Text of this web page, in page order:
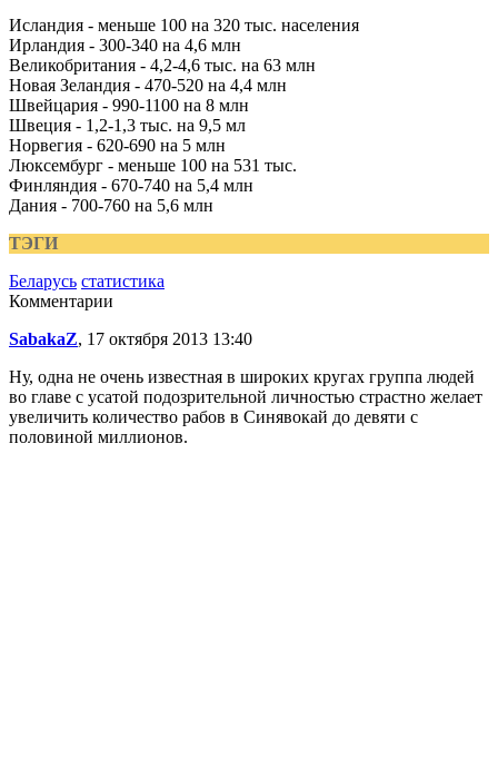
Исландия - меньше 100 на 320 тыс. населения
Ирландия - 300-340 на 4,6 млн
Великобритания - 4,2-4,6 тыс. на 63 млн
Новая Зеландия - 470-520 на 4,4 млн
Швейцария - 990-1100 на 8 млн
Швеция - 1,2-1,3 тыс. на 9,5 мл
Норвегия - 620-690 на 5 млн
Люксембург - меньше 100 на 531 тыс.
Финляндия - 670-740 на 5,4 млн
Дания - 700-760 на 5,6 млн
ТЭГИ
Беларусь статистика
Комментарии
SabakaZ, 17 октября 2013 13:40
Ну, одна не очень известная в широких кругах группа людей
во главе с усатой подозрительной личностью страстно желает
увеличить количество рабов в Синявокай до девяти с
половиной миллионов.